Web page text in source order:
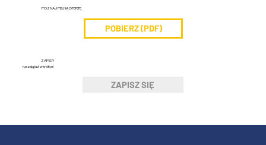
POZNAJ PEŁNĄ OFERTĘ
POBIERZ (PDF)
ZAPISY
ruszają już wkrótce!
ZAPISZ SIĘ